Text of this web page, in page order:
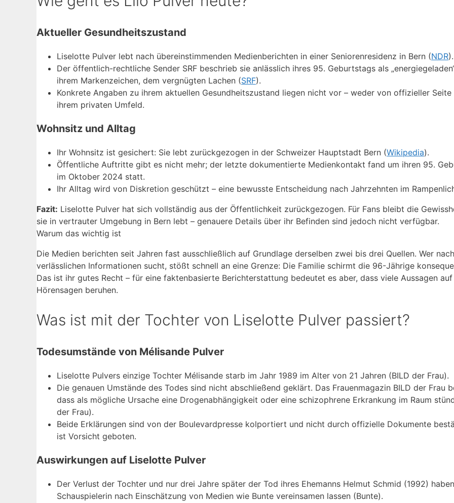
Aktueller Gesundheitszustand
Liselotte Pulver lebt nach übereinstimmenden Medienberichten in einer Seniorenresidenz in Bern (NDR).
Der öffentlich-rechtliche Sender SRF beschrieb sie anlässlich ihres 95. Geburtstags als
ihrem Markenzeichen, dem vergnügten Lachen (SRF).
Konkrete Angaben zu ihrem aktuellen Gesundheitszustand liegen nicht vor – weder von offizieller Seite
ihrem privaten Umfeld.
Wohnsitz und Alltag
Ihr Wohnsitz ist gesichert: Sie lebt zurückgezogen in der Schweizer Hauptstadt Bern (Wikipedia).
Öffentliche Auftritte gibt es nicht mehr; der letzte dokumentierte Medienkontakt fand um ihren 95.
im Oktober 2024 statt.
Ihr Alltag wird von Diskretion geschützt – eine bewusste Entscheidung nach Jahrzehnten im
Fazit: Liselotte Pulver hat sich vollständig aus der Öffentlichkeit zurückgezogen. Für Fans bleibt die
sie in vertrauter Umgebung in Bern lebt – genauere Details über ihr Befinden sind jedoch nicht verfügbar.
Warum das wichtig ist
Die Medien berichten seit Jahren fast ausschließlich auf Grundlage derselben zwei bis drei Quellen. Wer nach
verlässlichen Informationen sucht, stößt schnell an eine Grenze: Die Familie schirmt die 96-Jährige
Das ist ihr gutes Recht – für eine faktenbasierte Berichterstattung bedeutet es aber, dass viele Aussagen auf
Hörensagen beruhen.
Was ist mit der Tochter von Liselotte Pulver passiert?
Todesumstände von Mélisande Pulver
Liselotte Pulvers einzige Tochter Mélisande starb im Jahr 1989 im Alter von 21 Jahren (BILD der Frau).
Die genauen Umstände des Todes sind nicht abschließend geklärt. Das Frauenmagazin BILD der Frau
dass als mögliche Ursache eine Drogenabhängigkeit oder eine schizophrene Erkrankung im Raum
der Frau).
Beide Erklärungen sind von der Boulevardpresse kolportiert und nicht durch offizielle Dokumente
ist Vorsicht geboten.
Auswirkungen auf Liselotte Pulver
Der Verlust der Tochter und nur drei Jahre später der Tod ihres Ehemanns Helmut Schmid (1992)
Schauspielerin nach Einschätzung von Medien wie Bunte vereinsamen lassen (Bunte).